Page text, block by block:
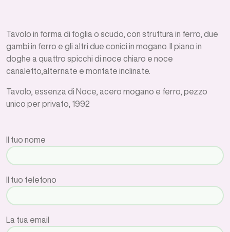
Tavolo in forma di foglia o scudo, con struttura in ferro, due
gambi in ferro e gli altri due conici in mogano. Il piano in
doghe a quattro spicchi di noce chiaro e noce
canaletto,alternate e montate inclinate.
Tavolo, essenza di Noce, acero mogano e ferro, pezzo
unico per privato, 1992
Il tuo nome
Il tuo telefono
La tua email